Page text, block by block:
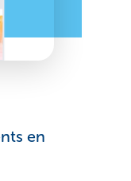
en